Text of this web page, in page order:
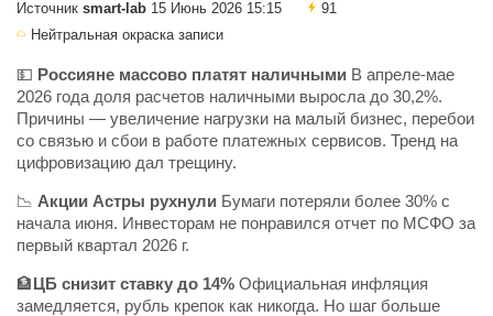
Источник smart-lab 15 Июнь 2026 15:15
91
Нейтральная окраска записи
💵 Россияне массово платят наличными В апреле-мае
2026 года доля расчетов наличными выросла до 30,2%.
Причины — увеличение нагрузки на малый бизнес, перебои
со связью и сбои в работе платежных сервисов. Тренд на
цифровизацию дал трещину.
📉 Акции Астры рухнули Бумаги потеряли более 30% с
начала июня. Инвесторам не понравился отчет по МСФО за
первый квартал 2026 г.
🏦 ЦБ снизит ставку до 14% Официальная инфляция
замедляется, рубль крепок как никогда. Но шаг больше